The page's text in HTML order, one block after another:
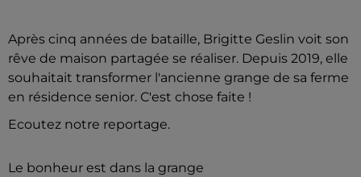
Après cinq années de bataille, Brigitte Geslin voit son
rêve de maison partagée se réaliser. Depuis 2019, elle
souhaitait transformer l'ancienne grange de sa ferme
en résidence senior. C'est chose faite !
Ecoutez notre reportage.
Le bonheur est dans la grange